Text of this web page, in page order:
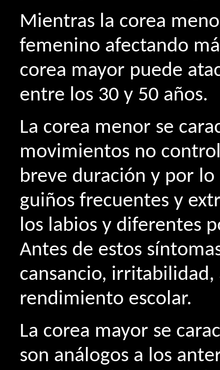
Mientras la corea
femenino afectando
corea mayor puede
entre los 30 y 50 años.
La corea menor se
movimientos no
breve duración y por
guiños frecuentes y
los labios y diferentes
Antes de estos
cansancio,
rendimiento escolar.
La corea mayor se
son análogos a los